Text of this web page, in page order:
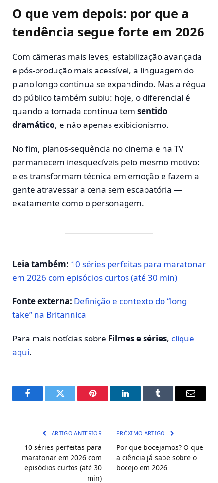
O que vem depois: por que a
tendência segue forte em 2026
Com câmeras mais leves, estabilização avançada
e pós-produção mais acessível, a linguagem do
plano longo continua se expandindo. Mas a régua
do público também subiu: hoje, o diferencial é
quando a tomada contínua tem sentido
dramático, e não apenas exibicionismo.
No fim, planos-sequência no cinema e na TV
permanecem inesquecíveis pelo mesmo motivo:
eles transformam técnica em emoção e fazem a
gente atravessar a cena sem escapatória —
exatamente como o personagem.
Leia também: 10 séries perfeitas para maratonar
em 2026 com episódios curtos (até 30 min)
Fonte externa: Definição e contexto do “long
take” na Britannica
Para mais notícias sobre Filmes e séries, clique
aqui.
FacebookTwitter Pinterest LinkedInTumblr
E-
ARTIGO ANTERIOR
10 séries perfeitas para
maratonar em 2026 com
episódios curtos (até 30
min)
PRÓXIMO ARTIGO
Por que bocejamos? O que
a ciência já sabe sobre o
bocejo em 2026